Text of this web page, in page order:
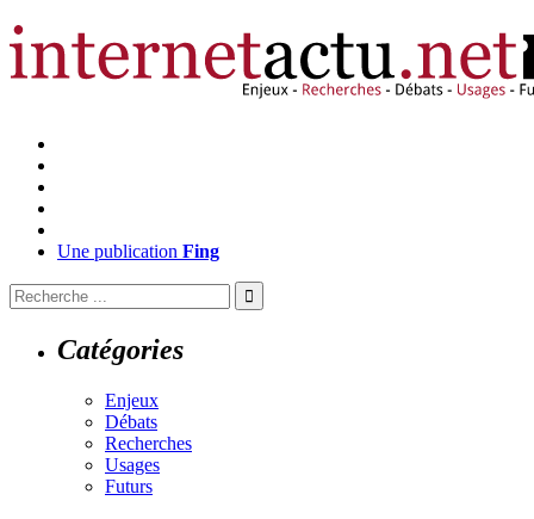
Une publication Fing
Catégories
Enjeux
Débats
Recherches
Usages
Futurs